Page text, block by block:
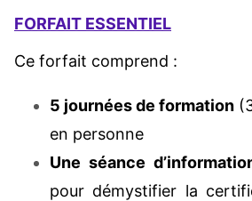
FORFAIT ESSENTIEL
Ce forfait comprend :
5 journées de formation
en personne
Une séance
pour démystifier la